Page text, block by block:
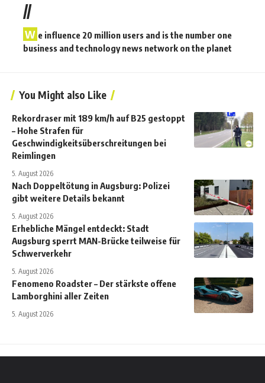
//
W e influence 20 million users and is the number one
business and technology news network on the planet
You Might also Like
Rekordraser mit 189 km/h auf B25 gestoppt
– Hohe Strafen für
Geschwindigkeitsüberschreitungen bei
Reimlingen
5. August 2026
Nach Doppeltötung in Augsburg: Polizei
gibt weitere Details bekannt
5. August 2026
Erhebliche Mängel entdeckt: Stadt
Augsburg sperrt MAN-Brücke teilweise für
Schwerverkehr
5. August 2026
Fenomeno Roadster – Der stärkste offene
Lamborghini aller Zeiten
5. August 2026